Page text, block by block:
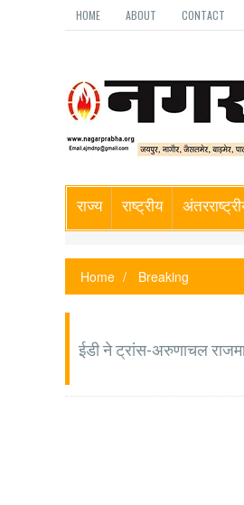
HOME ABOUT CONTACT
राज्य राष्ट्रीय
Home Breaking
ईडी ने ट्रांस-अरुणाचल